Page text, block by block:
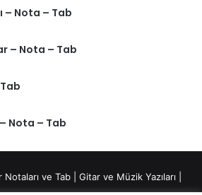
– Nota – Tab
– Nota – Tab
– Nota – Tab
Notaları ve Tab| Gitar ve Müzik Yazıları